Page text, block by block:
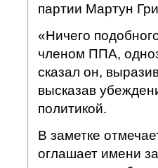
партии Мартун
«Ничего
членом ППА,
сказал он,
высказав
политикой.
В заметке
оглашает имени